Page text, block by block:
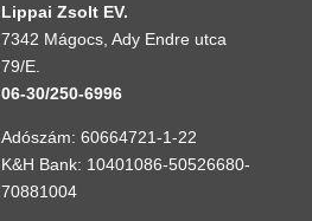
Lippai Zsolt EV.
7342 Mágocs, Ady Endre utca
79/E.
06-30/250-6996
Adószám: 60664721-1-22
K&H Bank: 10401086-50526680-
70881004